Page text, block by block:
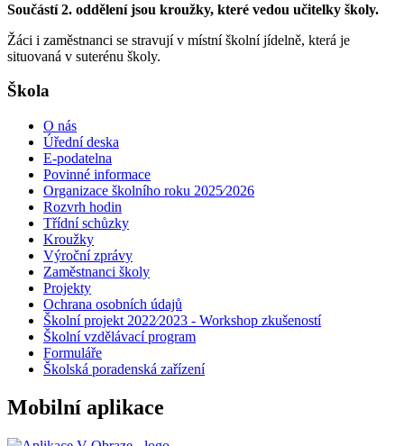
Součástí 2. oddělení jsou kroužky, které vedou učitelky školy.
Žáci i zaměstnanci se stravují v místní školní jídelně, která je
situovaná v suterénu školy.
Škola
O nás
Úřední deska
E-podatelna
Povinné informace
Organizace školního roku 2025⁄2026
Rozvrh hodin
Třídní schůzky
Kroužky
Výroční zprávy
Zaměstnanci školy
Projekty
Ochrana osobních údajů
Školní projekt 2022⁄2023 - Workshop zkušeností
Školní vzdělávací program
Formuláře
Školská poradenská zařízení
Mobilní aplikace